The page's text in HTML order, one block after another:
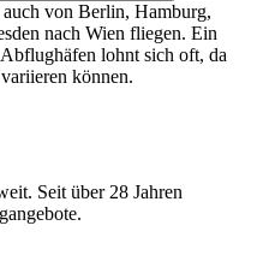
von Berlin, Hamburg,
nach Wien fliegen. Ein
lohnt sich oft, da
können.
Seit über 28 Jahren